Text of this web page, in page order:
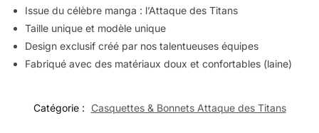
Issue du célèbre manga : l’Attaque des Titans
Taille unique et modèle unique
Design exclusif créé par nos talentueuses équipes
Fabriqué avec des matériaux doux et confortables (laine)
Catégorie : Casquettes & Bonnets Attaque des Titans